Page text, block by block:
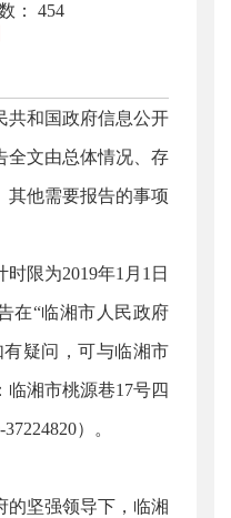
： 454
和国政府信息公开
全文由总体情况、存
其他需要报告的事项
限为2019年1月1日
在“临湘市人民政府
疑问，可与临湘市
湘市桃源巷17号四
）。
坚强领导下，临湘